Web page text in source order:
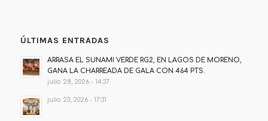
ÚLTIMAS ENTRADAS
ARRASA EL SUNAMI VERDE RG2, EN LAGOS DE MORENO,
GANA LA CHARREADA DE GALA CON 464 PTS.
julio 28, 2026 - 14:37
julio 23, 2026 - 17:31